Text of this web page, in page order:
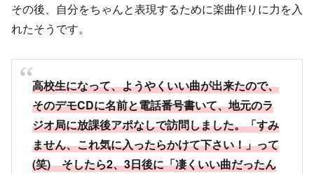
その後、自分をちゃんと表現するために楽曲作りに力を入
れたそうです。
高校生になって、ようやくいい曲が出来たので、
そのデモCDに名前と電話番号書いて、地元のラ
ジオ局に放課後アポなしで訪問しました。「すみ
ません、これ気に入ったらかけて下さい！」って
(笑) そしたら2、3日後に「凄くいい曲だったん